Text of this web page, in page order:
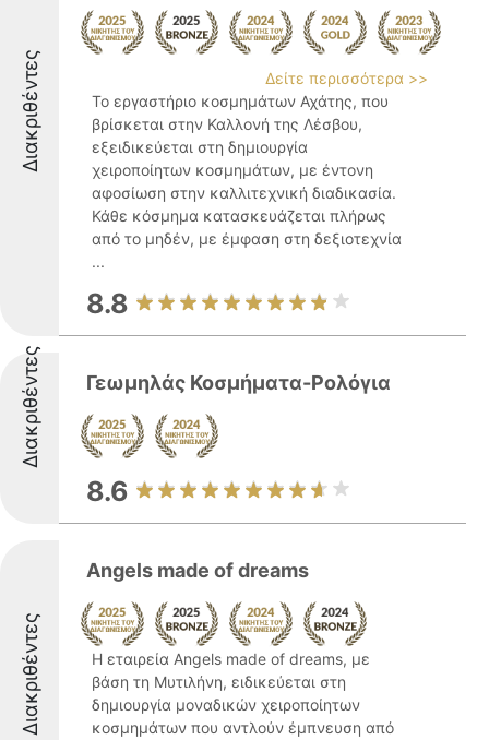
Διακριθέντες
Δείτε περισσότερα >>
Το εργαστήριο κοσμημάτων Αχάτης, που
βρίσκεται στην Καλλονή της Λέσβου,
εξειδικεύεται στη δημιουργία
χειροποίητων κοσμημάτων, με έντονη
αφοσίωση στην καλλιτεχνική διαδικασία.
Κάθε κόσμημα κατασκευάζεται πλήρως
από το μηδέν, με έμφαση στη δεξιοτεχνία
...
8.8
Διακριθέντες Γεωμηλάς Κοσμήματα-Ρολόγια
8.6
Διακριθέντες
Angels made of dreams
Η εταιρεία Angels made of dreams, με
βάση τη Μυτιλήνη, ειδικεύεται στη
δημιουργία μοναδικών χειροποίητων
κοσμημάτων που αντλούν έμπνευση από